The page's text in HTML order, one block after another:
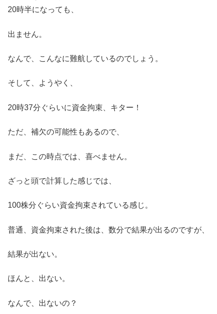
20時半になっても、
出ません。
なんで、こんなに難航しているのでしょう。
そして、ようやく、
20時37分ぐらいに資金拘束、キター！
ただ、補欠の可能性もあるので、
まだ、この時点では、喜べません。
ざっと頭で計算した感じでは、
100株分ぐらい資金拘束されている感じ。
普通、資金拘束された後は、数分で結果が出るのですが、
結果が出ない。
ほんと、出ない。
なんで、出ないの？